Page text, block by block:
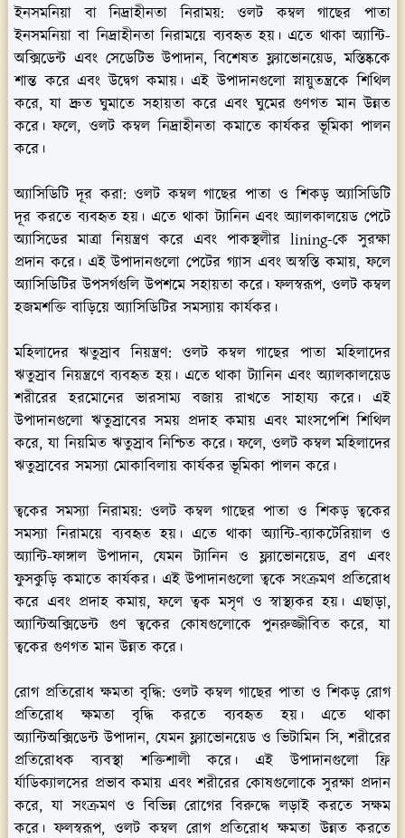
ইনসমনিয়া বা নিদ্রাহীনতা নিরাময়: ওলট কম্বল গাছের পাতা
ইনসমনিয়া বা নিদ্রাহীনতা নিরাময়ে ব্যবহৃত হয়। এতে থাকা অ্যান্টি-
অক্সিডেন্ট এবং সেডেটিভ উপাদান, বিশেষত ফ্ল্যাভোনয়েড, মস্তিষ্ককে
শান্ত করে এবং উদ্বেগ কমায়। এই উপাদানগুলো স্নায়ুতন্ত্রকে শিথিল
করে, যা দ্রুত ঘুমাতে সহায়তা করে এবং ঘুমের গুণগত মান উন্নত
করে। ফলে, ওলট কম্বল নিদ্রাহীনতা কমাতে কার্যকর ভূমিকা পালন
করে।
অ্যাসিডিটি দূর করা: ওলট কম্বল গাছের পাতা ও শিকড় অ্যাসিডিটি
দূর করতে ব্যবহৃত হয়। এতে থাকা ট্যানিন এবং অ্যালকালয়েড পেটে
অ্যাসিডের মাত্রা নিয়ন্ত্রণ করে এবং পাকস্থলীর lining-কে সুরক্ষা
প্রদান করে। এই উপাদানগুলো পেটের গ্যাস এবং অস্বস্তি কমায়, ফলে
অ্যাসিডিটির উপসর্গগুলি উপশমে সহায়তা করে। ফলস্বরূপ, ওলট কম্বল
হজমশক্তি বাড়িয়ে অ্যাসিডিটির সমস্যায় কার্যকর।
মহিলাদের ঋতুস্রাব নিয়ন্ত্রণ: ওলট কম্বল গাছের পাতা মহিলাদের
ঋতুস্রাব নিয়ন্ত্রণে ব্যবহৃত হয়। এতে থাকা ট্যানিন এবং অ্যালকালয়েড
শরীরের হরমোনের ভারসাম্য বজায় রাখতে সাহায্য করে। এই
উপাদানগুলো ঋতুস্রাবের সময় প্রদাহ কমায় এবং মাংসপেশি শিথিল
করে, যা নিয়মিত ঋতুস্রাব নিশ্চিত করে। ফলে, ওলট কম্বল মহিলাদের
ঋতুস্রাবের সমস্যা মোকাবিলায় কার্যকর ভূমিকা পালন করে।
ত্বকের সমস্যা নিরাময়: ওলট কম্বল গাছের পাতা ও শিকড় ত্বকের
সমস্যা নিরাময়ে ব্যবহৃত হয়। এতে থাকা অ্যান্টি-ব্যাকটেরিয়াল ও
অ্যান্টি-ফাঙ্গাল উপাদান, যেমন ট্যানিন ও ফ্ল্যাভোনয়েড, ব্রণ এবং
ফুসকুড়ি কমাতে কার্যকর। এই উপাদানগুলো ত্বকে সংক্রমণ প্রতিরোধ
করে এবং প্রদাহ কমায়, ফলে ত্বক মসৃণ ও স্বাস্থ্যকর হয়। এছাড়া,
অ্যান্টিঅক্সিডেন্ট গুণ ত্বকের কোষগুলোকে পুনরুজ্জীবিত করে, যা
ত্বকের গুণগত মান উন্নত করে।
রোগ প্রতিরোধ ক্ষমতা বৃদ্ধি: ওলট কম্বল গাছের পাতা ও শিকড় রোগ
প্রতিরোধ ক্ষমতা বৃদ্ধি করতে ব্যবহৃত হয়। এতে থাকা
অ্যান্টিঅক্সিডেন্ট উপাদান, যেমন ফ্ল্যাভোনয়েড ও ভিটামিন সি, শরীরের
প্রতিরোধক ব্যবস্থা শক্তিশালী করে। এই উপাদানগুলো ফ্রি
র্যাডিক্যালসের প্রভাব কমায় এবং শরীরের কোষগুলোকে সুরক্ষা প্রদান
করে, যা সংক্রমণ ও বিভিন্ন রোগের বিরুদ্ধে লড়াই করতে সক্ষম
করে। ফলস্বরূপ, ওলট কম্বল রোগ প্রতিরোধ ক্ষমতা উন্নত করতে